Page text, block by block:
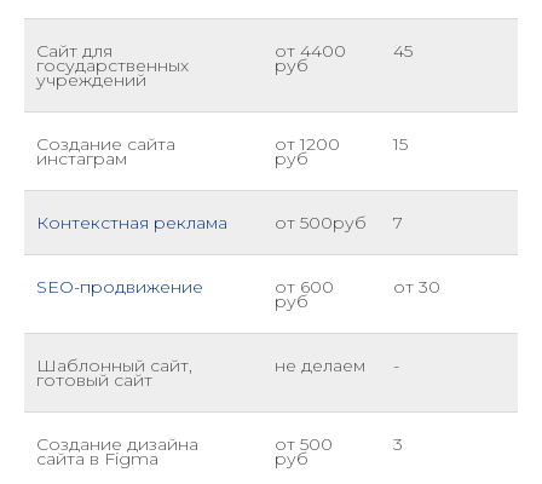
Сайт для
государственных
учреждений
от 4400
руб
45
Создание сайта
инстаграм
от 1200
руб
15
Контекстная реклама от 500руб 7
SEO-продвижение от 600
руб
от 30
Шаблонный сайт,
готовый сайт
не делаем -
Создание дизайна
сайта в Figma
от 500
руб
3